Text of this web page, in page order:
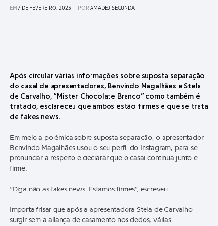
EM7 DE FEVEREIRO, 2023 PORAMADEU SEGUNDA
Após circular várias informações sobre suposta separação
do casal de apresentadores, Benvindo Magalhães e Stela
de Carvalho, “Mister Chocolate Branco” como também é
tratado, esclareceu que ambos estão firmes e que se trata
de fakes news.
Em meio a polémica sobre suposta separação, o apresentador
Benvindo Magalhães usou o seu perfil do Instagram, para se
pronunciar a respeito e declarar que o casal continua junto e
firme.
“Diga não as fakes news. Estamos firmes”, escreveu.
Importa frisar que após a apresentadora Stela de Carvalho
surgir sem a aliança de casamento nos dedos, várias